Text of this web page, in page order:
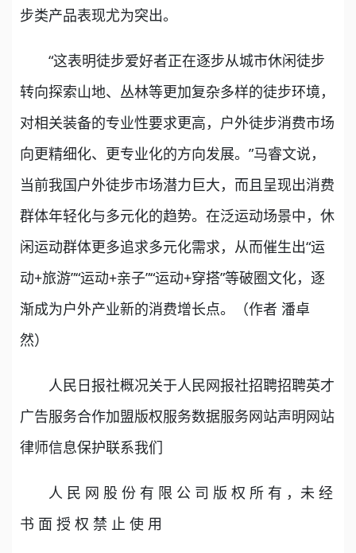
步类产品表现尤为突出。
“这表明徒步爱好者正在逐步从城市休闲徒步
转向探索山地、丛林等更加复杂多样的徒步环境，
对相关装备的专业性要求更高，户外徒步消费市场
向更精细化、更专业化的方向发展。”马睿文说，
当前我国户外徒步市场潜力巨大，而且呈现出消费
群体年轻化与多元化的趋势。在泛运动场景中，休
闲运动群体更多追求多元化需求，从而催生出“运
动+旅游”“运动+亲子”“运动+穿搭”等破圈文化，逐
渐成为户外产业新的消费增长点。（作者 潘卓
然）
人民日报社概况关于人民网报社招聘招聘英才
广告服务合作加盟版权服务数据服务网站声明网站
律师信息保护联系我们
人 民 网 股 份 有 限 公 司 版 权 所 有 ，未 经
书 面 授 权 禁 止 使 用